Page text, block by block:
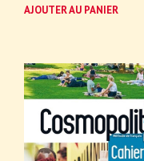
AJOUTER AU PANIER